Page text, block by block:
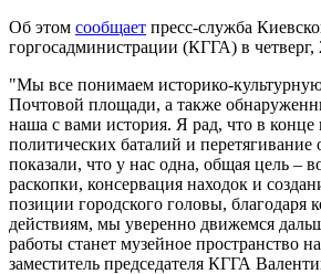
Об этом сообщает пресс-служба
горгосадминистрации (КГГА) в четверг,
"Мы все понимаем историко-культурную
Почтовой площади, а также
наша с вами история. Я рад, что в
политических баталий и перетягивание
показали, что у нас одна, общая цель –
раскопки, консервация находок и
позиции городского головы, благодаря
действиям, мы уверенно движемся
работы станет музейное пространство
заместитель председателя КГГА